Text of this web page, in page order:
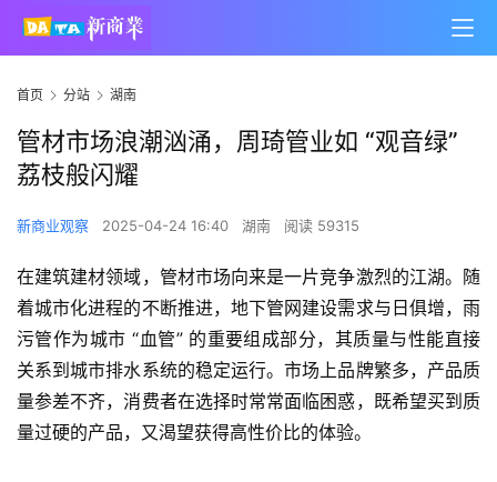
首页 分站 湖南
管材市场浪潮汹涌，周琦管业如 “观音绿”
荔枝般闪耀
新商业观察 2025-04-24 16:40 湖南 阅读 59315
在建筑建材领域，管材市场向来是一片竞争激烈的江湖。随
着城市化进程的不断推进，地下管网建设需求与日俱增，雨
污管作为城市 “血管” 的重要组成部分，其质量与性能直接
关系到城市排水系统的稳定运行。市场上品牌繁多，产品质
量参差不齐，消费者在选择时常常面临困惑，既希望买到质
量过硬的产品，又渴望获得高性价比的体验。